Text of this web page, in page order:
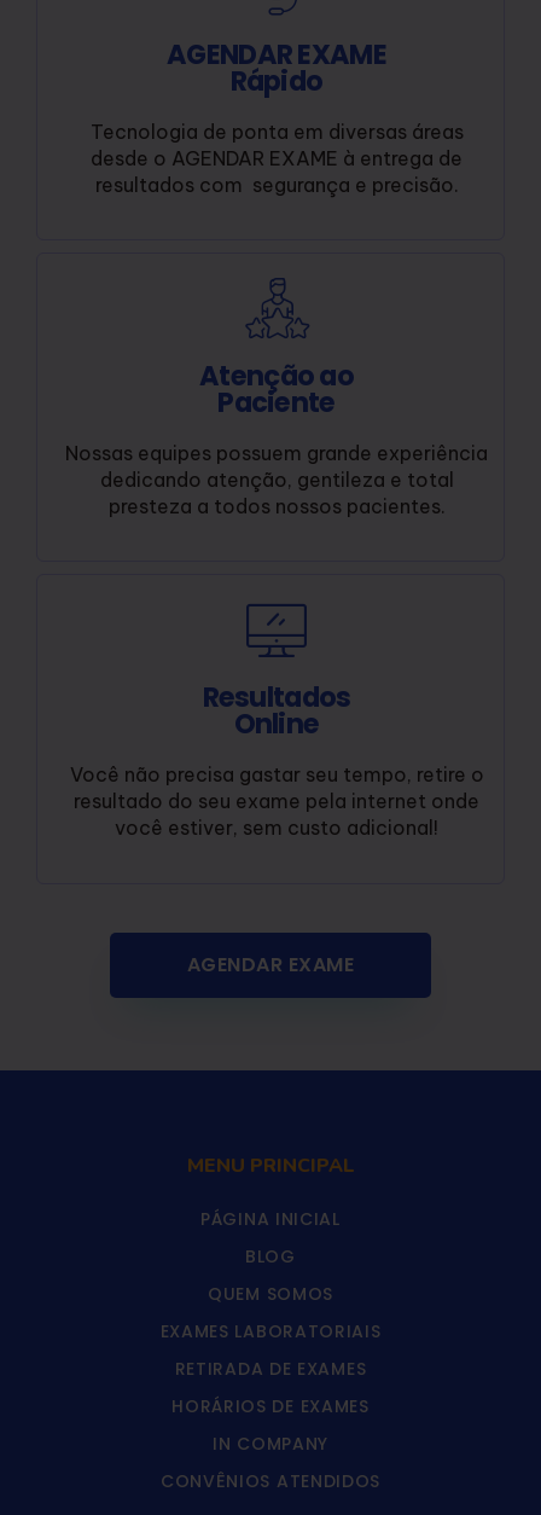
AGENDAR EXAME
Rápido
Tecnologia de ponta em diversas áreas
desde o AGENDAR EXAME à entrega de
resultados com segurança e precisão.
Atenção ao
Paciente
Nossas equipes possuem grande experiência
dedicando atenção, gentileza e total
presteza a todos nossos pacientes.
Resultados
Online
Você não precisa gastar seu tempo, retire o
resultado do seu exame pela internet onde
você estiver, sem custo adicional!
AGENDAR EXAME
MENU PRINCIPAL
PÁGINA INICIAL
BLOG
QUEM SOMOS
EXAMES LABORATORIAIS
RETIRADA DE EXAMES
HORÁRIOS DE EXAMES
IN COMPANY
CONVÊNIOS ATENDIDOS